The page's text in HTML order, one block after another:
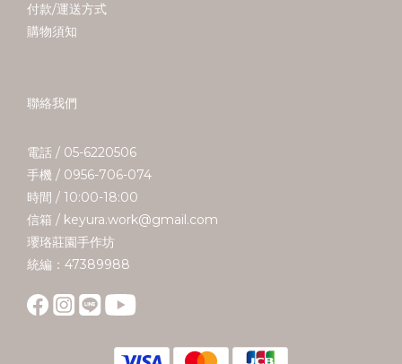
付款/運送方式
購物須知
聯絡我們
電話 / 05-6220506
手機 / 0956-706-074
時間 / 10:00-18:00
信箱 / keyura.work@gmail.com
瓔珞莊園手作坊
統編：47389988